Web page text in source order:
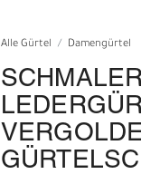
Alle Gürtel Damengürtel